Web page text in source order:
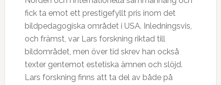
fick ta emot ett prestigefyllt pris inom det
bildpedagogiska området i USA. Inledningsvis,
och främst, var Lars forskning riktad till
bildområdet, men över tid skrev han också
texter gentemot estetiska ämnen och slöjd.
Lars forskning finns att ta del av både på